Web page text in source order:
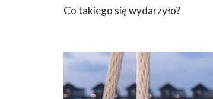
Co takiego się wydarzyło?